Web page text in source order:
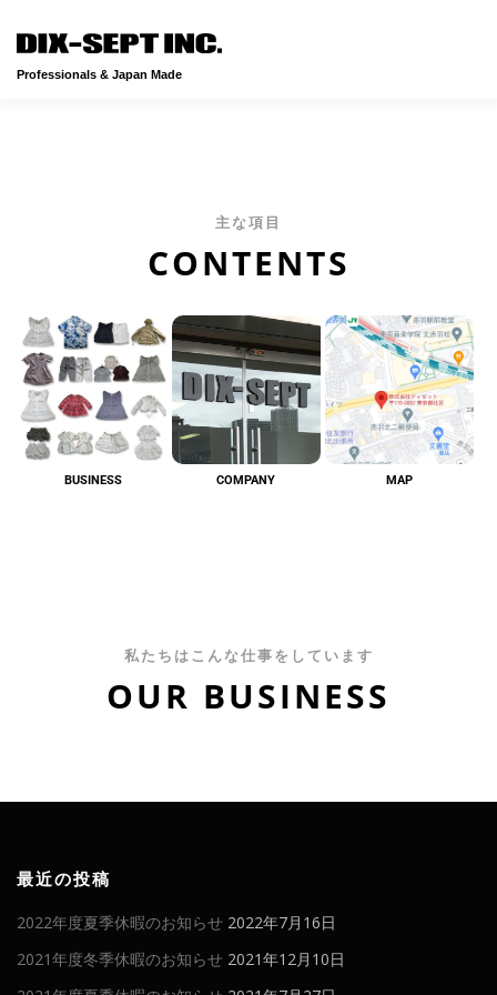
Professionals & Japan Made
主な項目
CONTENTS
BUSINESS COMPANY MAP
私たちはこんな仕事をしています
OUR BUSINESS
最近の投稿
2022年度夏季休暇のお知らせ 2022年7月16日
2021年度冬季休暇のお知らせ 2021年12月10日